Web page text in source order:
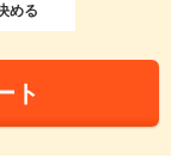
める
ト